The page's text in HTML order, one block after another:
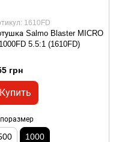
1610FD
Salmo Blaster MICRO
5.5:1 (1610FD)
грн
Купить
1000